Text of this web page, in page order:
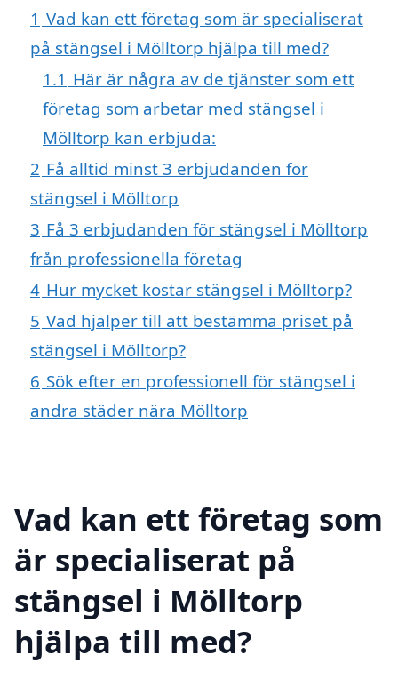
1 Vad kan ett företag som är specialiserat
på stängsel i Mölltorp hjälpa till med?
1.1 Här är några av de tjänster som ett
företag som arbetar med stängsel i
Mölltorp kan erbjuda:
2 Få alltid minst 3 erbjudanden för
stängsel i Mölltorp
3 Få 3 erbjudanden för stängsel i Mölltorp
från professionella företag
4 Hur mycket kostar stängsel i Mölltorp?
5 Vad hjälper till att bestämma priset på
stängsel i Mölltorp?
6 Sök efter en professionell för stängsel i
andra städer nära Mölltorp
Vad kan ett företag som
är specialiserat på
stängsel i Mölltorp
hjälpa till med?